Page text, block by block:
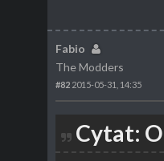
Fabio
The Modders
#82 2015-05-31, 14:35
Cytat: